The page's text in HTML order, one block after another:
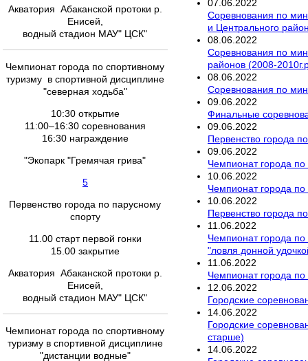
Акватория Абаканской протоки р.
Енисей,
водный стадион МАУ" ЦСК"
Чемпионат города по спортивному
туризму в спортивной дисциплине
"северная ходьба"
10:30 открытие
11:00–16:30 соревнования
16:30 награждение
"Экопарк "Гремячая грива"
5
Первенство города по парусному
спорту
11.00 старт первой гонки
15.00 закрытие
Акватория Абаканской протоки р.
Енисей,
водный стадион МАУ" ЦСК"
Чемпионат города по спортивному
туризму в спортивной дисциплине
"дистанции водные"
07 06 2022
Соревнования по
и Центрального
08 06 2022
Соревнования по
районов (2008-
08 06 2022
Соревнования по
09 06 2022
Финальные
09 06 2022
Первенство города
09 06 2022
Чемпионат города по
10 06 2022
Чемпионат города по
10 06 2022
Первенство города
11 06 2022
Чемпионат города
"ловля донной
11 06 2022
Чемпионат города по
12 06 2022
Городские
14 06 2022
Городские
старше)
14 06 2022